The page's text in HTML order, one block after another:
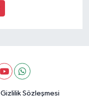
Gizlilik Sözleşmesi